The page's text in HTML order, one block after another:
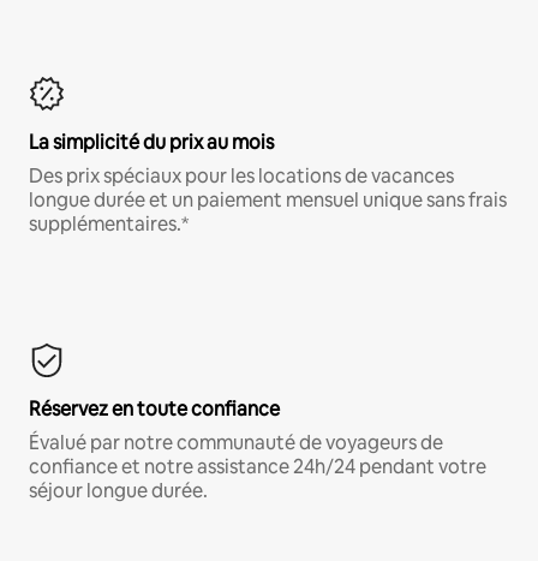
La simplicité du prix au mois
Des prix spéciaux pour les locations de vacances
longue durée et un paiement mensuel unique sans frais
supplémentaires.*
Réservez en toute confiance
Évalué par notre communauté de voyageurs de
confiance et notre assistance 24h/24 pendant votre
séjour longue durée.